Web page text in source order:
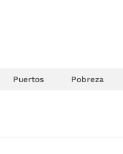
Puertos Pobreza